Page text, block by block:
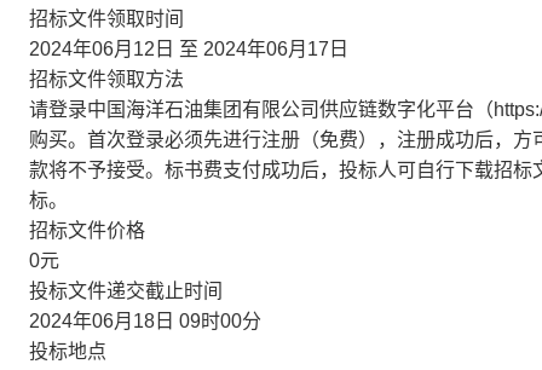
招标文件领取时间
2024年06月12日 至 2024年06月17日
招标文件领取方法
请登录中国海洋石油集团有限公司供应链数字化平台（
购买。首次登录必须先进行注册（免费），注册成功后，
款将不予接受。标书费支付成功后，投标人可自行下载招
标。
招标文件价格
0元
投标文件递交截止时间
2024年06月18日 09时00分
投标地点